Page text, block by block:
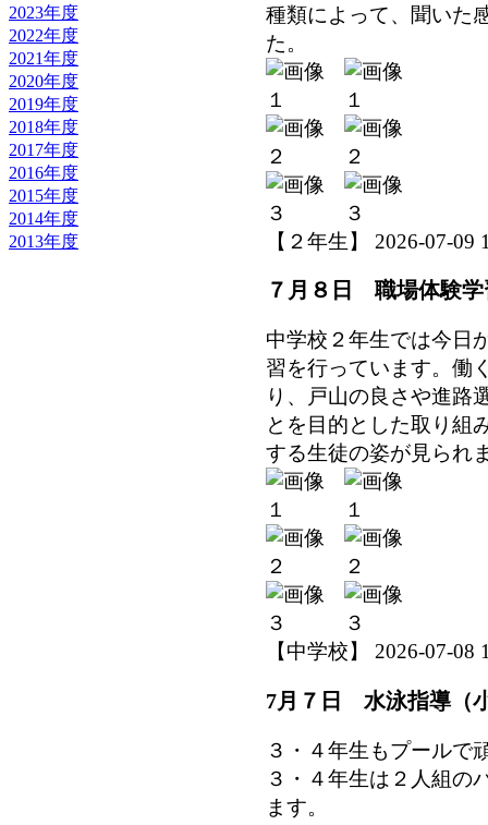
2023年度
2022年度
2021年度
2020年度
2019年度
2018年度
2017年度
2016年度
2015年度
2014年度
2013年度
種類によって、聞いた
た。
【２年生】 2026-07-09
７月８日 職場体験学
中学校２年生では今日
習を行っています。働
り、戸山の良さや進路
とを目的とした取り組
する生徒の姿が見られ
【中学校】 2026-07-08
7月７日 水泳指導（
３・４年生もプールで
３・４年生は２人組の
ます。